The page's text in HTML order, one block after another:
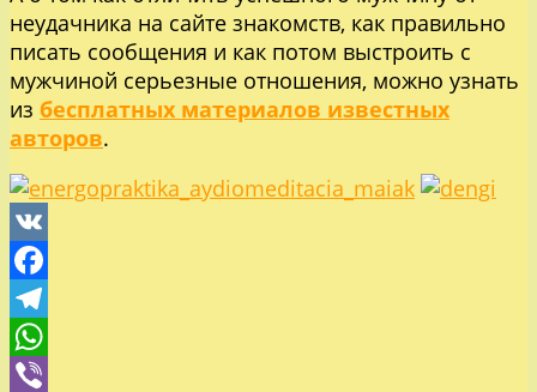
неудачника на сайте знакомств, как правильно
писать сообщения и как потом выстроить с
мужчиной серьезные отношения, можно узнать
из бесплатных материалов известных
авторов.
VK
Facebook
Telegram
WhatsApp